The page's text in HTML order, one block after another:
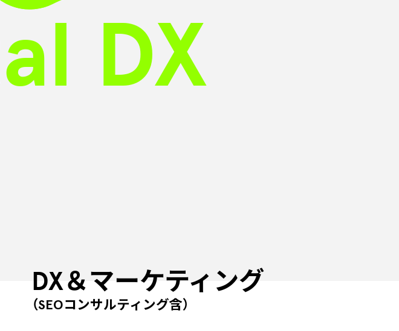
DX
DX＆マーケティング
（SEOコンサルティング含）